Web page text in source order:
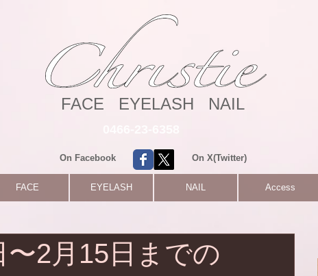
FACE EYELASH NAIL
On Facebook On X(Twitter)
FACE EYELASH NAIL Access
2月15日までの